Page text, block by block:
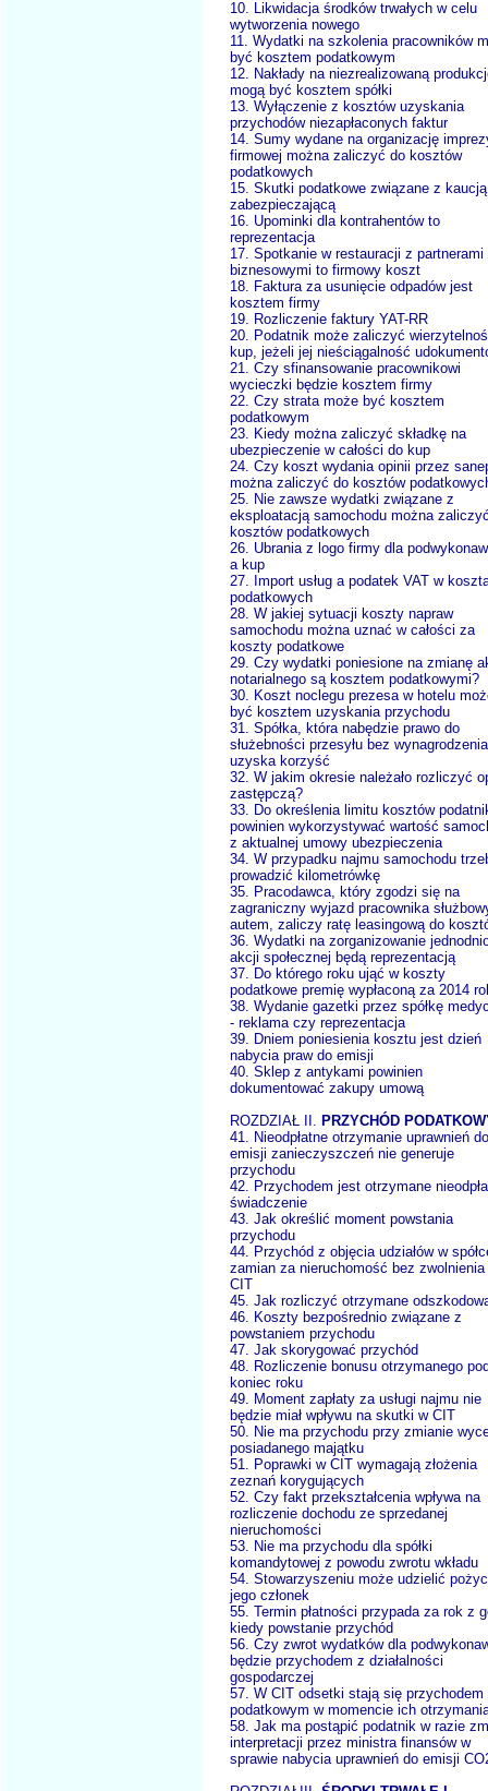
10. Likwidacja środków trwałych w celu
wytworzenia nowego
11. Wydatki na szkolenia pracowników
być kosztem podatkowym
12. Nakłady na niezrealizowaną
mogą być kosztem spółki
13. Wyłączenie z kosztów uzyskania
przychodów niezapłaconych faktur
14. Sumy wydane na organizację
firmowej można zaliczyć do kosztów
podatkowych
15. Skutki podatkowe związane z kaucją
zabezpieczającą
16. Upominki dla kontrahentów to
reprezentacja
17. Spotkanie w restauracji z partnerami
biznesowymi to firmowy koszt
18. Faktura za usunięcie odpadów jest
kosztem firmy
19. Rozliczenie faktury YAT-RR
20. Podatnik może zaliczyć
kup, jeżeli jej nieściągalność
21. Czy sfinansowanie pracownikowi
wycieczki będzie kosztem firmy
22. Czy strata może być kosztem
podatkowym
23. Kiedy można zaliczyć składkę na
ubezpieczenie w całości do kup
24. Czy koszt wydania opinii przez
można zaliczyć do kosztów
25. Nie zawsze wydatki związane z
eksploatacją samochodu można
kosztów podatkowych
26. Ubrania z logo firmy dla
a kup
27. Import usług a podatek VAT w
podatkowych
28. W jakiej sytuacji koszty napraw
samochodu można uznać w całości za
koszty podatkowe
29. Czy wydatki poniesione na zmianę
notarialnego są kosztem podatkowymi?
30. Koszt noclegu prezesa w hotelu
być kosztem uzyskania przychodu
31. Spółka, która nabędzie prawo do
służebności przesyłu bez
uzyska korzyść
32. W jakim okresie należało rozliczyć
zastępczą?
33. Do określenia limitu kosztów
powinien wykorzystywać wartość
z aktualnej umowy ubezpieczenia
34. W przypadku najmu samochodu
prowadzić kilometrówkę
35. Pracodawca, który zgodzi się na
zagraniczny wyjazd pracownika
autem, zaliczy ratę leasingową do
36. Wydatki na zorganizowanie
akcji społecznej będą reprezentacją
37. Do którego roku ująć w koszty
podatkowe premię wypłaconą za 2014
38. Wydanie gazetki przez spółkę
- reklama czy reprezentacja
39. Dniem poniesienia kosztu jest dzień
nabycia praw do emisji
40. Sklep z antykami powinien
dokumentować zakupy umową
ROZDZIAŁ II. PRZYCHÓD
41. Nieodpłatne otrzymanie uprawnień do
emisji zanieczyszczeń nie generuje
przychodu
42. Przychodem jest otrzymane
świadczenie
43. Jak określić moment powstania
przychodu
44. Przychód z objęcia udziałów w
zamian za nieruchomość bez zwolnienia
CIT
45. Jak rozliczyć otrzymane
46. Koszty bezpośrednio związane z
powstaniem przychodu
47. Jak skorygować przychód
48. Rozliczenie bonusu otrzymanego
koniec roku
49. Moment zapłaty za usługi najmu nie
będzie miał wpływu na skutki w CIT
50. Nie ma przychodu przy zmianie
posiadanego majątku
51. Poprawki w CIT wymagają złożenia
zeznań korygujących
52. Czy fakt przekształcenia wpływa na
rozliczenie dochodu ze sprzedanej
nieruchomości
53. Nie ma przychodu dla spółki
komandytowej z powodu zwrotu wkładu
54. Stowarzyszeniu może udzielić
jego członek
55. Termin płatności przypada za rok z
kiedy powstanie przychód
56. Czy zwrot wydatków dla
będzie przychodem z działalności
gospodarczej
57. W CIT odsetki stają się przychodem
podatkowym w momencie ich
58. Jak ma postąpić podatnik w razie
interpretacji przez ministra finansów w
sprawie nabycia uprawnień do emisji